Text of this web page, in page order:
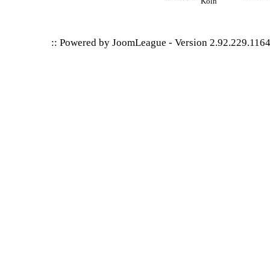
:: Powered byJoomLeague -Version